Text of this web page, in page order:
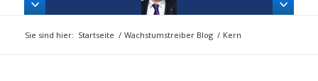
Sie sind hier: Startseite / Wachstumstreiber Blog / Kern